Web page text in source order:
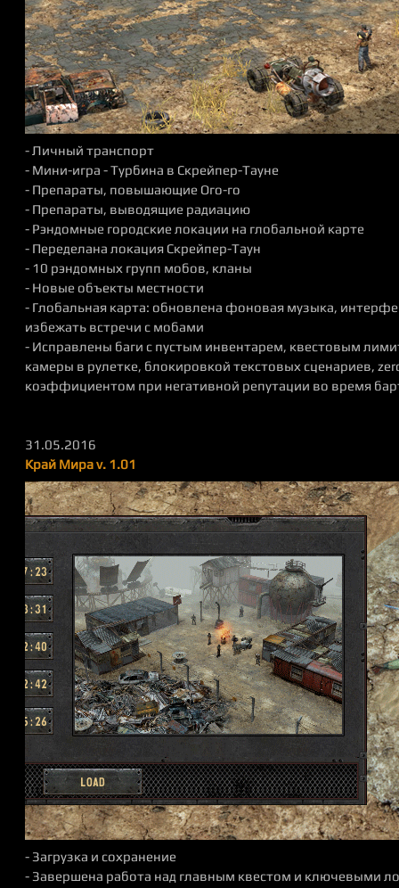
- Личный транспорт
- Мини-игра - Турбина в Скрейпер-Тауне
- Препараты, повышающие Ого-го
- Препараты, выводящие радиацию
- Рэндомные городские локации на глобальной карте
- Переделана локация Скрейпер-Таун
- 10 рэндомных групп мобов, кланы
- Новые объекты местности
- Глобальная карта: обновлена фоновая музыка,
избежать встречи с мобами
- Исправлены баги с пустым инвентарем, квестовым
камеры в рулетке, блокировкой текстовых сценариев,
коэффициентом при негативной репутации во время
31.05.2016
Край Мира v. 1.01
- Загрузка и сохранение
- Завершена работа над главным квестом и ключевыми